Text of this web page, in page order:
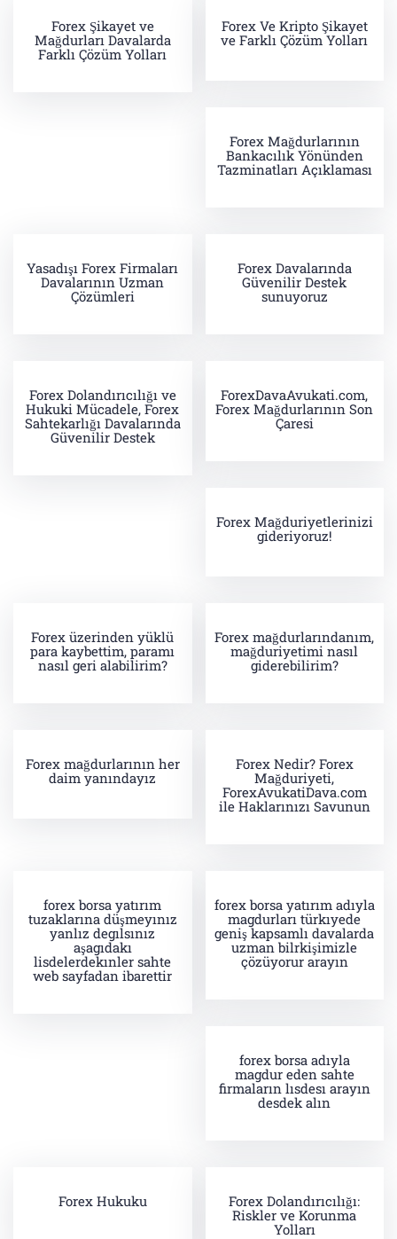
Forex Şikayet ve
Mağdurları Davalarda
Farklı Çözüm Yolları
Forex Ve Kripto Şikayet
ve Farklı Çözüm Yolları
Forex Mağdurlarının
Bankacılık Yönünden
Tazminatları Açıklaması
Yasadışı Forex Firmaları
Davalarının Uzman
Çözümleri
Forex Davalarında
Güvenilir Destek
sunuyoruz
Forex Dolandırıcılığı ve
Hukuki Mücadele, Forex
Sahtekarlığı Davalarında
Güvenilir Destek
ForexDavaAvukati.com,
Forex Mağdurlarının Son
Çaresi
Forex Mağduriyetlerinizi
gideriyoruz!
Forex üzerinden yüklü
para kaybettim, paramı
nasıl geri alabilirim?
Forex mağdurlarındanım,
mağduriyetimi nasıl
giderebilirim?
Forex mağdurlarının her
daim yanındayız
Forex Nedir? Forex
Mağduriyeti,
ForexAvukatiDava.com
ile Haklarınızı Savunun
forex borsa yatırım
tuzaklarına düşmeyınız
yanlız degılsınız
aşagıdakı
lisdelerdekınler sahte
web sayfadan ibarettir
forex borsa yatırım adıyla
magdurları türkıyede
geniş kapsamlı davalarda
uzman bilrkişimizle
çözüyorur arayın
forex borsa adıyla
magdur eden sahte
firmaların lısdesı arayın
desdek alın
Forex Hukuku
Forex Dolandırıcılığı:
Riskler ve Korunma
Yolları